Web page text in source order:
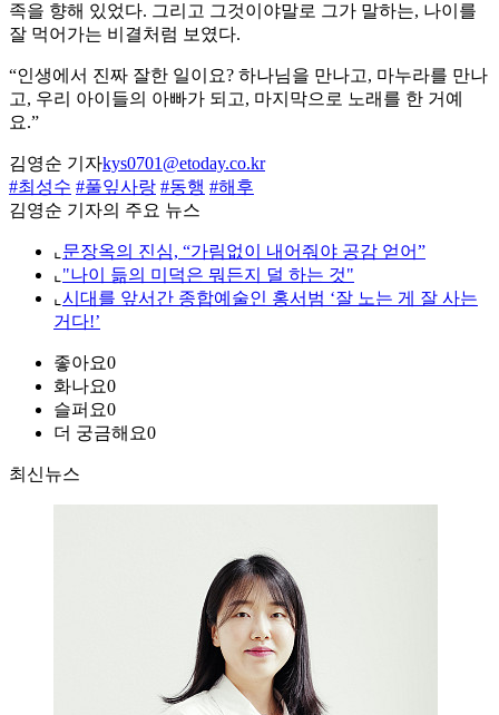
족을 향해 있었다. 그리고 그것이야말로 그가 말하는, 나이를
잘 먹어가는 비결처럼 보였다.
“인생에서 진짜 잘한 일이요? 하나님을 만나고, 마누라를 만나
고, 우리 아이들의 아빠가 되고, 마지막으로 노래를 한 거예
요.”
김영순 기자kys0701@etoday.co.kr
#최성수 #풀잎사랑 #동행 #해후
김영순 기자의 주요 뉴스
⌞ 문장옥의 진심, “가림없이 내어줘야 공감 얻어”
⌞ "나이 듦의 미덕은 뭐든지 덜 하는 것"
⌞ 시대를 앞서간 종합예술인 홍서범 ‘잘 노는 게 잘 사는
거다!’
좋아요0
화나요0
슬퍼요0
더 궁금해요0
최신뉴스